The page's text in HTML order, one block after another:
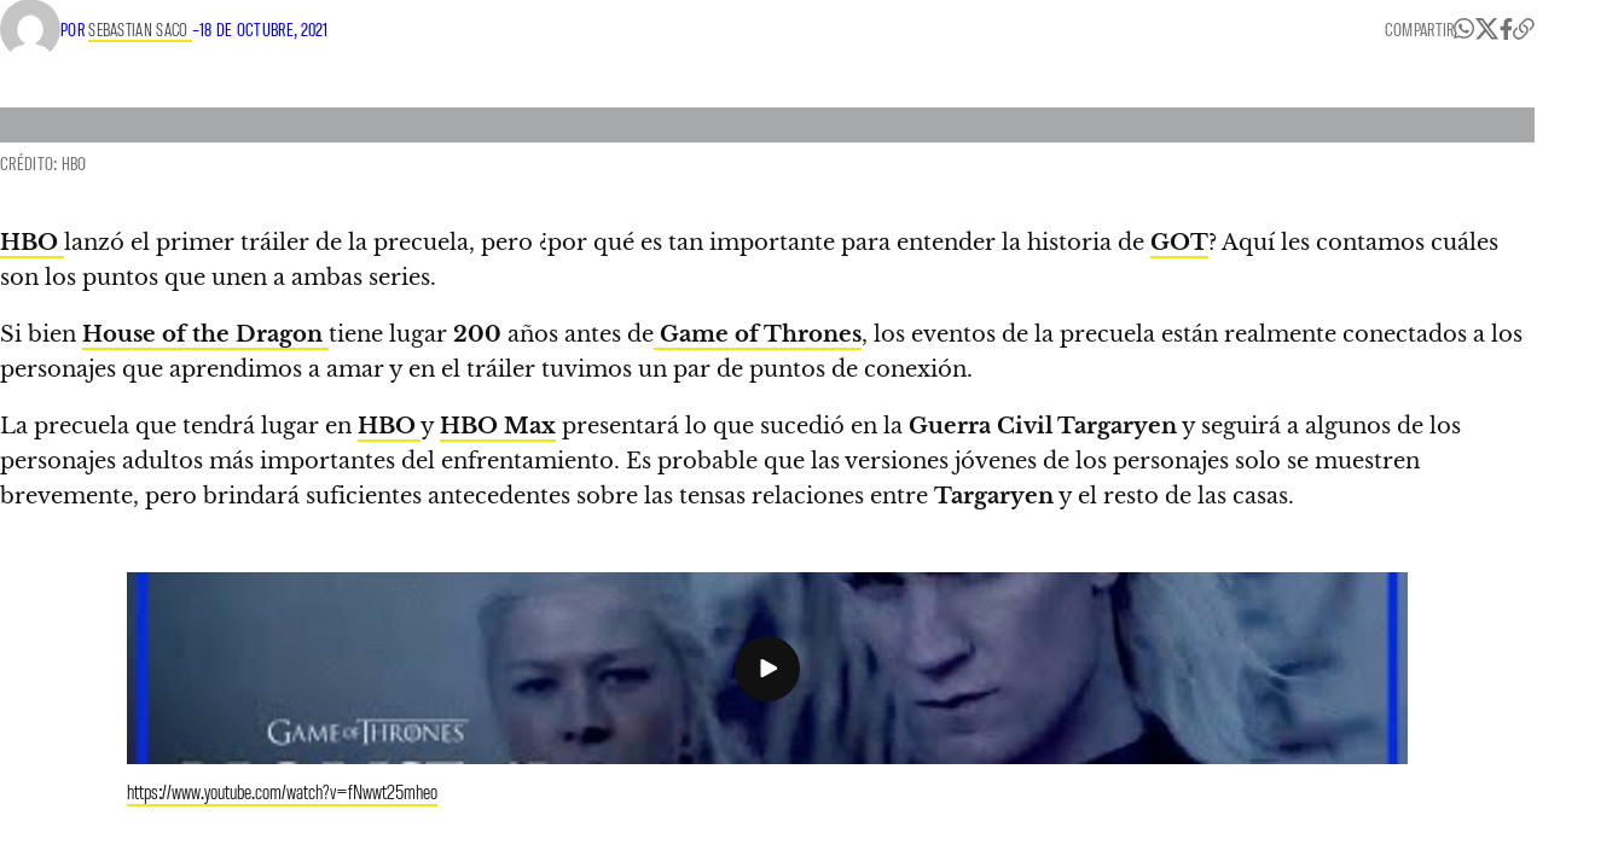
PORSEBASTIAN SACO –18 DE OCTUBRE, 2021 COMPARTIR
CRÉDITO: HBO
HBO lanzó el primer tráiler de la precuela, pero ¿por qué es tan importante para entender la historia de GOT? Aquí les contamos cuáles
son los puntos que unen a ambas series.
Si bien House of the Dragon tiene lugar 200 años antes de Game of Thrones, los eventos de la precuela están realmente conectados a los
personajes que aprendimos a amar y en el tráiler tuvimos un par de puntos de conexión.
La precuela que tendrá lugar en HBOyHBO Max presentará lo que sucedió en la Guerra Civil Targaryeny seguirá a algunos de los
personajes adultos más importantes del enfrentamiento. Es probable que las versiones jóvenes de los personajes solo se muestren
brevemente, pero brindará suficientes antecedentes sobre las tensas relaciones entre Targaryeny el resto de las casas.
https://www.youtube.com/watch?v=fNwwt25mheo